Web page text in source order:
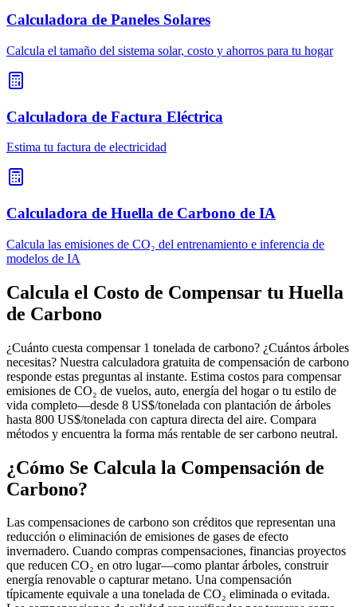
Calculadora de Paneles Solares
Calcula el tamaño del sistema solar, costo y ahorros para tu hogar
Calculadora de Factura Eléctrica
Estima tu factura de electricidad
Calculadora de Huella de Carbono de IA
Calcula las emisiones de CO₂ del entrenamiento e inferencia de
modelos de IA
Calcula el Costo de Compensar tu Huella
de Carbono
¿Cuánto cuesta compensar 1 tonelada de carbono? ¿Cuántos árboles
necesitas? Nuestra calculadora gratuita de compensación de carbono
responde estas preguntas al instante. Estima costos para compensar
emisiones de CO₂ de vuelos, auto, energía del hogar o tu estilo de
vida completo—desde 8 US$/tonelada con plantación de árboles
hasta 800 US$/tonelada con captura directa del aire. Compara
métodos y encuentra la forma más rentable de ser carbono neutral.
¿Cómo Se Calcula la Compensación de
Carbono?
Las compensaciones de carbono son créditos que representan una
reducción o eliminación de emisiones de gases de efecto
invernadero. Cuando compras compensaciones, financias proyectos
que reducen CO₂ en otro lugar—como plantar árboles, construir
energía renovable o capturar metano. Una compensación
típicamente equivale a una tonelada de CO₂ eliminada o evitada.